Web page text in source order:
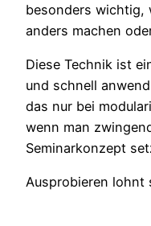
besonders wichtig,
anders machen
Diese Technik ist
und schnell
das nur bei
wenn man
Seminarkonzept
Ausprobieren lohnt